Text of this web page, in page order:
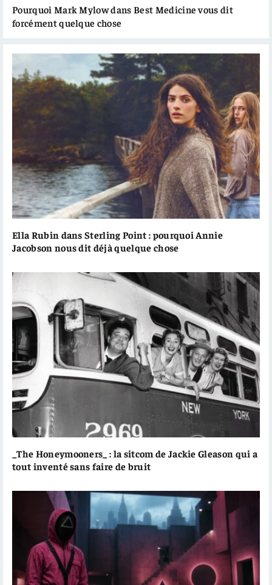
Pourquoi Mark Mylow dans Best Medicine vous dit
forcément quelque chose
Ella Rubin dans Sterling Point : pourquoi Annie
Jacobson nous dit déjà quelque chose
_The Honeymooners_ : la sitcom de Jackie Gleason qui a
tout inventé sans faire de bruit